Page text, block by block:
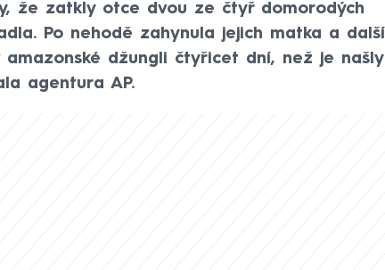
že zatkly otce dvou ze čtyř domorodých
Po nehodě zahynula jejich matka a další
džungli čtyřicet dní, než je našly
agentura AP.